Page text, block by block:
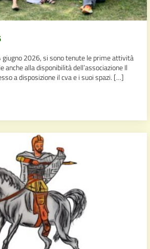
giugno 2026, si sono tenute le prime attività
anche alla disponibilità dell’associazione Il
a disposizione il cva e i suoi spazi. […]